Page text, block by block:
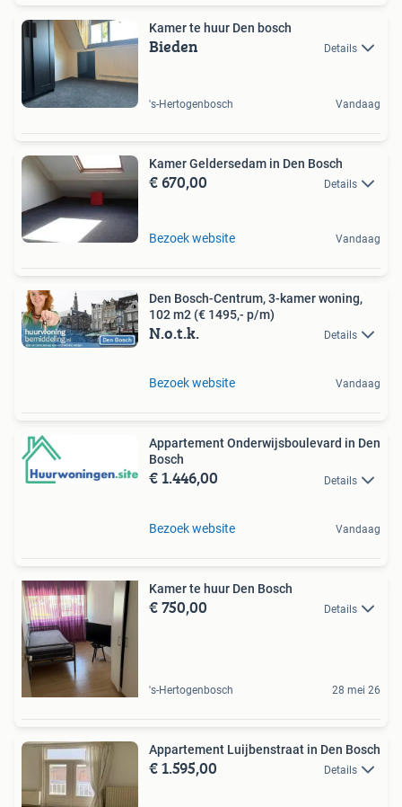
Kamer te huur Den bosch
Bieden Details
's-Hertogenbosch Vandaag
Kamer Geldersedam in Den Bosch
€ 670,00 Details
Bezoek website Vandaag
Den Bosch-Centrum, 3-kamer woning,
102 m2 (€ 1495,- p/m)
N.o.t.k. Details
Bezoek website Vandaag
Appartement Onderwijsboulevard in Den
Bosch
€ 1.446,00 Details
Bezoek website Vandaag
Kamer te huur Den Bosch
€ 750,00 Details
's-Hertogenbosch 28 mei 26
Appartement Luijbenstraat in Den Bosch
€ 1.595,00 Details